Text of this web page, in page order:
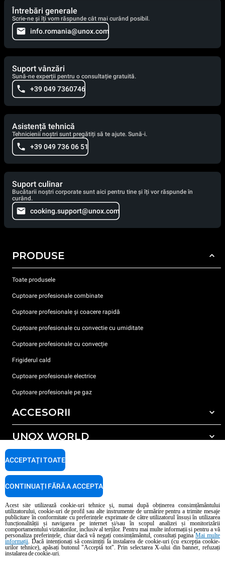
Întrebări generale
Scrie-ne și îți vom răspunde cât mai curând posibil.
info.romania@unox.com
Suport vânzări
Sună-ne experții pentru o consultație gratuită.
+39 049 7360746
Asistență tehnică
Tehnicienii noștri sunt pregătiți să te ajute. Sună-i.
+39 049 736 06 51
Suport culinar
Bucătarii noștri corporate sunt aici pentru tine și îți vor răspunde în
curând.
cooking.support@unox.com
PRODUSE
Toate produsele
Cuptoare profesionale combinate
Cuptoare profesionale și coacere rapidă
Cuptoare profesionale cu convectie cu umiditate
Cuptoare profesionale cu convecție
Frigiderul cald
Cuptoare profesionale electrice
Cuptoare profesionale pe gaz
ACCESORII
Toate accesoriile
Detergent pentru spălarea automată
Detergent pentru spălarea manuală
Tratarea apei cu filtru de rășină
UNOX WORLD
Sediile noastre în lume
SUPORT
Garanția Unox
Localizator service
Copyright 2026 UNOX S.p.A. Toate drepturile rezervate. Reg. Imp. Padova n °
04230750285 - REA Padova 372835 - Cap. Soc. 5.000.000 € iv - P.IVA / CF
04230750285 - IT WEEE Reg. No. IT08020000000377
AI Content Disclaimer Privacy policy Cookie policy
Acest site utilizează cookie-uri tehnice și, numai după obținerea consimțământului
utilizatorului, cookie-uri de profil sau alte instrumente de urmărire pentru a trimite mesaje
publicitare în conformitate cu preferințele exprimate de către utilizatorul însuși în utilizarea
funcționalității și navigarea pe internet și/sau în scopul analizei și monitorizării
comportamentului vizitatorilor, inclusiv al terților. Pentru mai multe informații și pentru a vă
personaliza preferințele, chiar dacă vă negați consimțământul, consultați paginaMai multe
informații. Dacă intenționați să consimțiți la instalarea de cookie-uri (cu excepția cookie-
urilor tehnice), apăsați butonul "Acceptă tot". Prin selectarea X-ului din banner, refuzați
instalarea de cookie-uri.
ACCEPTAȚI TOATE
CONTINUAȚI FĂRĂ A ACCEPTA